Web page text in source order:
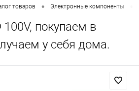
товаров • Электронные компоненты
покупаем в
у себя дома.